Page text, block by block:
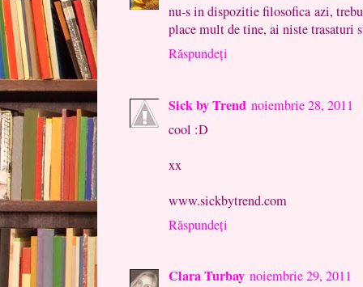
nu-s in dispozitie filosofica azi,
place mult de tine, ai niste trasaturi
Răspundeți
Sick by Trend noiembrie 28, 2011
cool :D
xx
www.sickbytrend.com
Răspundeți
Clara Turbay noiembrie 29, 2011